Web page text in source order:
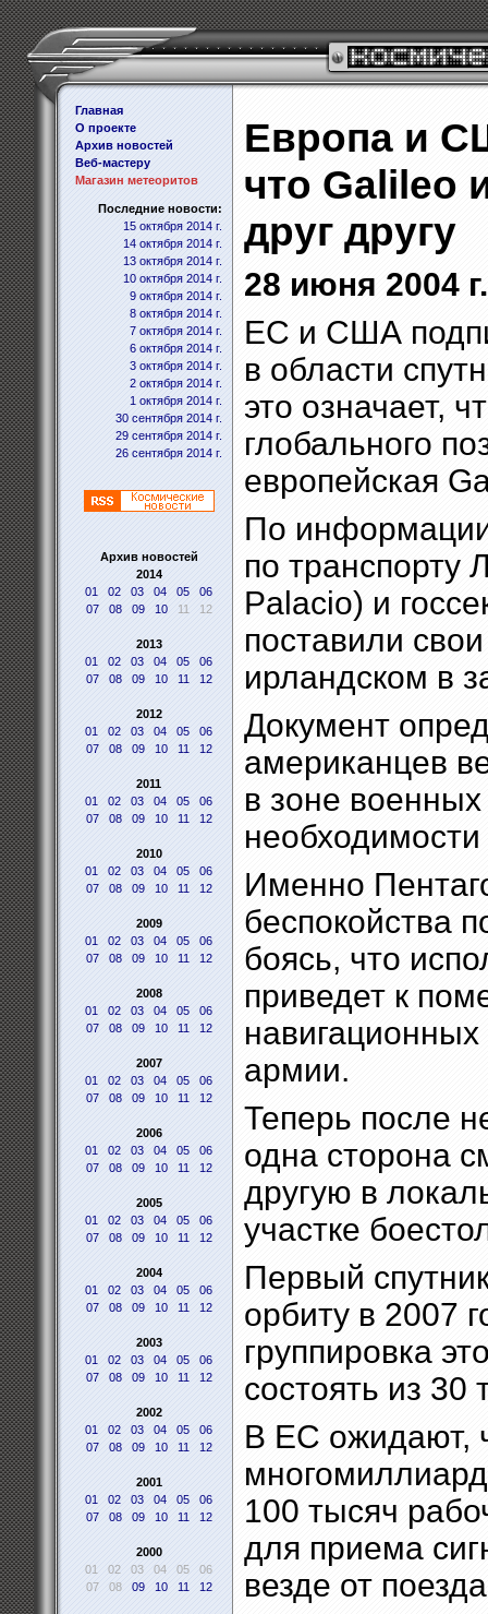
Главная
О проекте
Архив новостей
Веб-мастеру
Магазин метеоритов
Последние новости:
15 октября 2014 г.
14 октября 2014 г.
13 октября 2014 г.
10 октября 2014 г.
9 октября 2014 г.
8 октября 2014 г.
7 октября 2014 г.
6 октября 2014 г.
3 октября 2014 г.
2 октября 2014 г.
1 октября 2014 г.
30 сентября 2014 г.
29 сентября 2014 г.
26 сентября 2014 г.
Архив новостей
2014
01
02 03 04 05
06
07
08 09 10 11 12
2013
01
02 03 04 05
06
07
08 09 10 11 12
2012
01
02 03 04 05
06
07
08 09 10 11 12
2011
01
02 03 04 05
06
07
08 09 10 11 12
2010
01
02 03 04 05
06
07
08 09 10 11 12
2009
01
02 03 04 05
06
07
08 09 10 11 12
2008
01
02 03 04 05
06
07
08 09 10 11 12
2007
01
02 03 04 05
06
07
08 09 10 11 12
2006
01
02 03 04 05
06
07
08 09 10 11 12
2005
01
02 03 04 05
06
07
08 09 10 11 12
2004
01
02 03 04 05
06
07
08 09 10 11 12
2003
01
02 03 04 05
06
07
08 09 10 11 12
2002
01
02 03 04 05
06
07
08 09 10 11 12
2001
01
02 03 04 05
06
07
08 09 10 11 12
2000
01
02 03 04 05
06
07
08 09 10 11 12
Европа и
что Galileo
друг другу
28 июня 2004 г.
ЕС и США
в области
это означает,
глобального
европейская
По
по транспорту
Palacio) и
поставили
ирландском в
Документ
американцев
в зоне
Именно
беспокойства
боясь, что
приведет к
армии.
Теперь после
одна сторона
другую в
участке
Первый
орбиту в 2007
группировка
состоять из 30
В ЕС ожидают,
100 тысяч
для приема
везде от